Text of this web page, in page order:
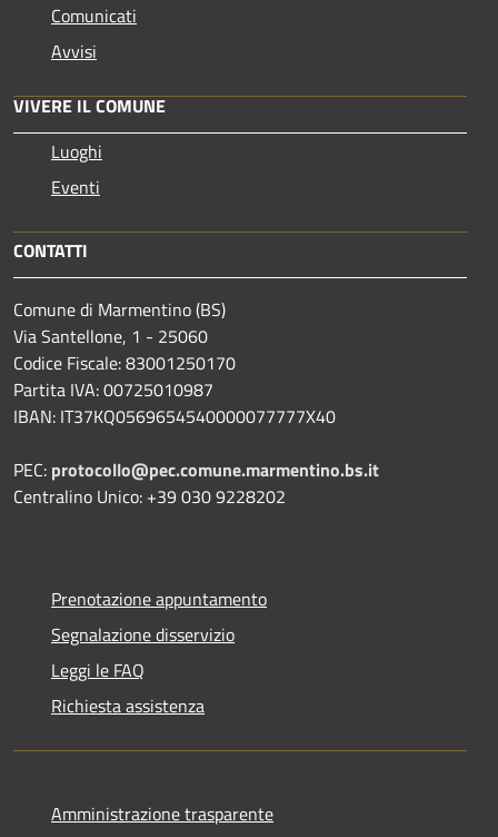
Comunicati
Avvisi
VIVERE IL COMUNE
Luoghi
Eventi
CONTATTI
Comune di Marmentino (BS)
Via Santellone, 1 - 25060
Codice Fiscale: 83001250170
Partita IVA: 00725010987
IBAN: IT37KQ0569654540000077777X40
PEC: protocollo@pec.comune.marmentino.bs.it
Centralino Unico: +39 030 9228202
Prenotazione appuntamento
Segnalazione disservizio
Leggi le FAQ
Richiesta assistenza
Amministrazione trasparente